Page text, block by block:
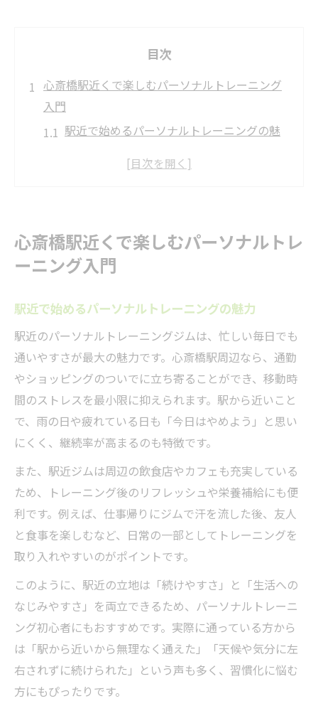
目次
心斎橋駅近くで楽しむパーソナルトレーニング
入門
駅近で始めるパーソナルトレーニングの魅
通いやすい立地で続ける理由とポイント
心斎橋駅周辺のパーソナルトレーニング環
境
グ入門
続けやすさで選ぶパーソナルトレーニング体験
記
体験談から学ぶパーソナルトレーニング継
続術
パーソナルトレーニングで続けやすい理由
ペア料金を活用した楽しいトレーニング体
験
挫折しにくいパーソナルトレーニングの工
夫
スペースやアクセスの良さがもたらす継続
力
モチベーションを保つ秘訣とパーソナルトレー
ニング活用術
モチベーション維持に役立つパーソナルト
レーニング活用法
ペアトレーニングで楽しく続けるコツ
心斎橋駅近くで楽しむパーソナルトレ
ーニング入門
駅近で始めるパーソナルトレーニングの魅力
駅近のパーソナルトレーニングジムは、忙しい毎日でも
通いやすさが最大の魅力です。心斎橋駅周辺なら、通勤
やショッピングのついでに立ち寄ることができ、移動時
間のストレスを最小限に抑えられます。駅から近いこと
で、雨の日や疲れている日も「今日はやめよう」と思い
にくく、継続率が高まるのも特徴です。
また、駅近ジムは周辺の飲食店やカフェも充実している
ため、トレーニング後のリフレッシュや栄養補給にも便
利です。例えば、仕事帰りにジムで汗を流した後、友人
と食事を楽しむなど、日常の一部としてトレーニングを
取り入れやすいのがポイントです。
このように、駅近の立地は「続けやすさ」と「生活への
なじみやすさ」を両立できるため、パーソナルトレーニ
ング初心者にもおすすめです。実際に通っている方から
は「駅から近いから無理なく通えた」「天候や気分に左
右されずに続けられた」という声も多く、習慣化に悩む
方にもぴったりです。